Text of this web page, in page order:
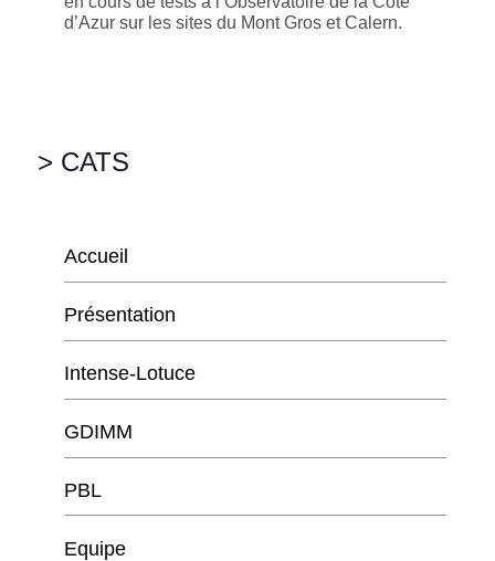
d’Azur sur les sites du Mont Gros et Calern.
> CATS
Accueil
Présentation
Intense-Lotuce
GDIMM
PBL
Equipe